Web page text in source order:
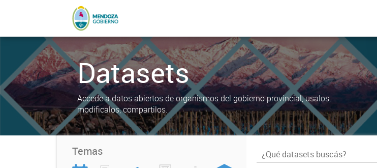
Datasets
Accede a datos abiertos de organismos del gobierno provincial, usalos,
modificalos, compartilos.
Temas